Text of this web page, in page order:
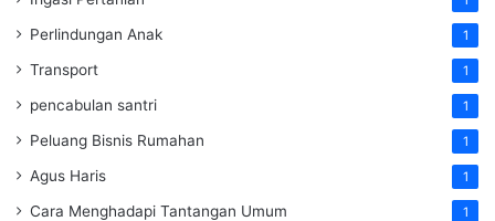
Perlindungan Anak 1
Transport 1
pencabulan santri 1
Peluang Bisnis Rumahan 1
Agus Haris 1
Cara Menghadapi Tantangan Umum 1